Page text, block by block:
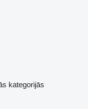
kategorijās